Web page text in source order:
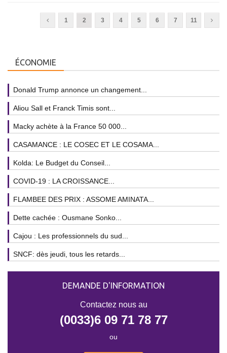
1 2 3 4 5 6 7 11
ÉCONOMIE
Donald Trump annonce un changement...
Aliou Sall et Franck Timis sont...
Macky achète à la France 50 000...
CASAMANCE : LE COSEC ET LE COSAMA...
Kolda: Le Budget du Conseil...
COVID-19 : LA CROISSANCE...
FLAMBEE DES PRIX : ASSOME AMINATA...
Dette cachée : Ousmane Sonko...
Cajou : Les professionnels du sud...
SNCF: dès jeudi, tous les retards...
DEMANDE D'INFORMATION
Contactez nous au
(0033)6 09 71 78 77
ou